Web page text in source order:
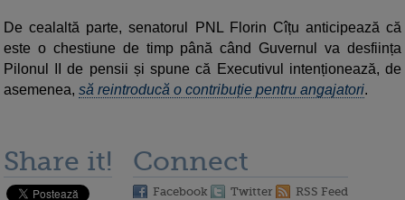
De cealaltă parte, senatorul PNL Florin Cîțu anticipează că
este o chestiune de timp până când Guvernul va desființa
Pilonul II de pensii și spune că Executivul intenționează, de
asemenea, să reintroducă o contribuție pentru angajatori.
Share it! Connect
Facebook Twitter RSS Feed